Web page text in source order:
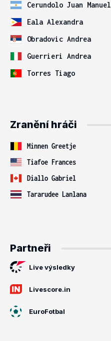
Cerundolo Juan Manuel
Eala Alexandra
Obradovic Andrea
Guerrieri Andrea
Torres Tiago
Zranění hráči
Minnen Greetje
Tiafoe Frances
Diallo Gabriel
Tararudee Lanlana
Partneři
Live výsledky
Livescore.in
EuroFotbal